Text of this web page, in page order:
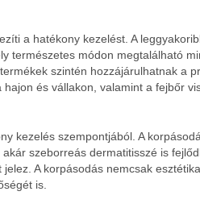
a hatékony kezelést. A
természetes módon megtalálható
szintén hozzájárulhatnak a
és vállakon, valamint a fejbőr
kezelés szempontjából. A
szeborreás dermatitisszé is
A korpásodás nemcsak
is.